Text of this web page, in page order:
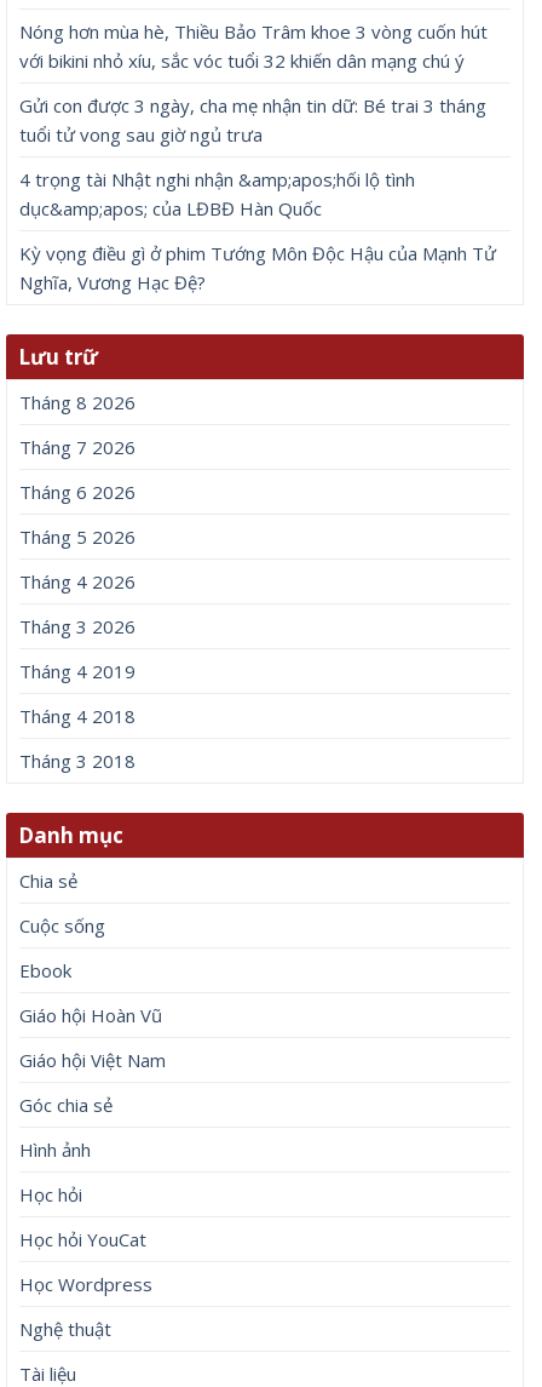
Nóng hơn mùa hè, Thiều Bảo Trâm khoe 3 vòng cuốn hút
với bikini nhỏ xíu, sắc vóc tuổi 32 khiến dân mạng chú ý
Gửi con được 3 ngày, cha mẹ nhận tin dữ: Bé trai 3 tháng
tuổi tử vong sau giờ ngủ trưa
4 trọng tài Nhật nghi nhận &amp;apos;hối lộ tình
dục&amp;apos; của LĐBĐ Hàn Quốc
Kỳ vọng điều gì ở phim Tướng Môn Độc Hậu của Mạnh Tử
Nghĩa, Vương Hạc Đệ?
Lưu trữ
Tháng 8 2026
Tháng 7 2026
Tháng 6 2026
Tháng 5 2026
Tháng 4 2026
Tháng 3 2026
Tháng 4 2019
Tháng 4 2018
Tháng 3 2018
Danh mục
Chia sẻ
Cuộc sống
Ebook
Giáo hội Hoàn Vũ
Giáo hội Việt Nam
Góc chia sẻ
Hình ảnh
Học hỏi
Học hỏi YouCat
Học Wordpress
Nghệ thuật
Tài liệu